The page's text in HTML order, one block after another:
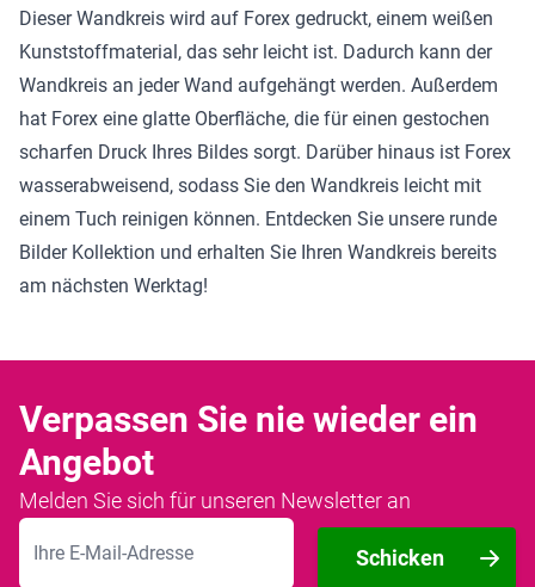
Dieser Wandkreis wird auf Forex gedruckt, einem weißen
Kunststoffmaterial, das sehr leicht ist. Dadurch kann der
Wandkreis an jeder Wand aufgehängt werden. Außerdem
hat Forex eine glatte Oberfläche, die für einen gestochen
scharfen Druck Ihres Bildes sorgt. Darüber hinaus ist Forex
wasserabweisend, sodass Sie den Wandkreis leicht mit
einem Tuch reinigen können. Entdecken Sie unsere runde
Bilder Kollektion und erhalten Sie Ihren Wandkreis bereits
am nächsten Werktag!
Verpassen Sie nie wieder ein
Angebot
Melden Sie sich für unseren Newsletter an
E-Mailadresse
Schicken